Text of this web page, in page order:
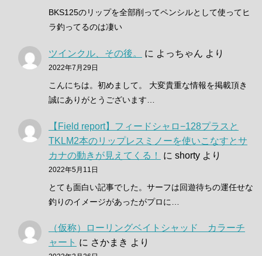
BKS125のリップを全部削ってペンシルとして使ってヒ
ラ釣ってるのは凄い
ツインクル、その後。 に よっちゃん より
2022年7月29日
こんにちは。初めまして。 大変貴重な情報を掲載頂き
誠にありがとうございます…
【Field report】フィードシャロ−128プラスと
TKLM2本のリップレスミノーを使いこなすとサ
カナの動きが見えてくる！
に shorty より
2022年5月11日
とても面白い記事でした。サーフは回遊待ちの運任せな
釣りのイメージがあったがプロに…
（仮称）ローリングベイトシャッド カラーチ
ャート に さかまき より